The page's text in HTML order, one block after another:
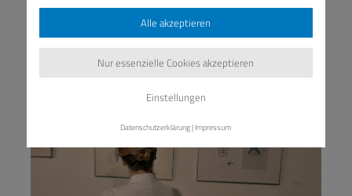
Alle akzeptieren
Nur essenzielle Cookies akzeptieren
Einstellungen
Datenschutzerklärung|Impressum